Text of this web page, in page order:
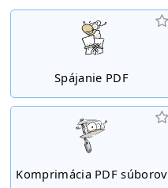
Spájanie PDF
Komprimácia PDF súborov